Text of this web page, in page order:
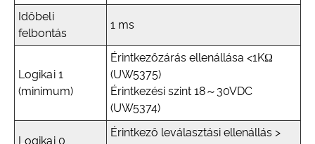
Időbeli
felbontás
1 ms
Logikai 1
(minimum)
Érintkezőzárás ellenállása <1KΩ
(UW5375)
Érintkezési szint 18～30VDC
(UW5374)
Logikai 0
Érintkező leválasztási ellenállás >